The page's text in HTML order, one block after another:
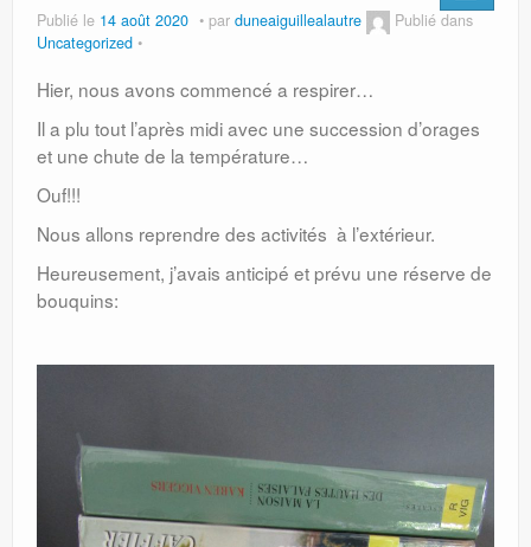
Publié le 14 août 2020 par duneaiguillealautre
Publié dans
Uncategorized
Hier, nous avons commencé a respirer…
Il a plu tout l’après midi avec une succession d’orages
et une chute de la température…
Ouf!!!
Nous allons reprendre des activités à l’extérieur.
Heureusement, j’avais anticipé et prévu une réserve de
bouquins: